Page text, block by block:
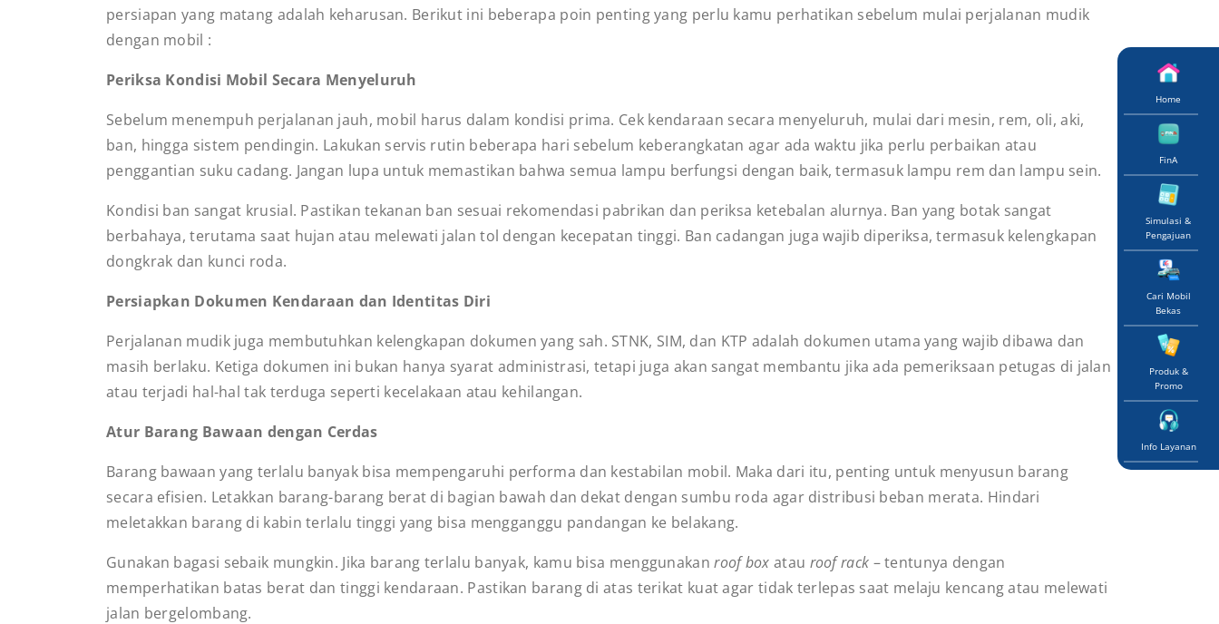
Home
FinA
Simulasi &
Pengajuan
Cari Mobil
Bekas
Produk &
Promo
Info Layanan
persiapan yang matang adalah keharusan. Berikut ini beberapa poin penting yang perlu kamu perhatikan sebelum mulai perjalanan mudik
dengan mobil :
Periksa Kondisi Mobil Secara Menyeluruh
Sebelum menempuh perjalanan jauh, mobil harus dalam kondisi prima. Cek kendaraan secara menyeluruh, mulai dari mesin, rem, oli, aki,
ban, hingga sistem pendingin. Lakukan servis rutin beberapa hari sebelum keberangkatan agar ada waktu jika perlu perbaikan atau
penggantian suku cadang. Jangan lupa untuk memastikan bahwa semua lampu berfungsi dengan baik, termasuk lampu rem dan lampu sein.
Kondisi ban sangat krusial. Pastikan tekanan ban sesuai rekomendasi pabrikan dan periksa ketebalan alurnya. Ban yang botak sangat
berbahaya, terutama saat hujan atau melewati jalan tol dengan kecepatan tinggi. Ban cadangan juga wajib diperiksa, termasuk kelengkapan
dongkrak dan kunci roda.
Persiapkan Dokumen Kendaraan dan Identitas Diri
Perjalanan mudik juga membutuhkan kelengkapan dokumen yang sah. STNK, SIM, dan KTP adalah dokumen utama yang wajib dibawa dan
masih berlaku. Ketiga dokumen ini bukan hanya syarat administrasi, tetapi juga akan sangat membantu jika ada pemeriksaan petugas di jalan
atau terjadi hal-hal tak terduga seperti kecelakaan atau kehilangan.
Atur Barang Bawaan dengan Cerdas
Barang bawaan yang terlalu banyak bisa mempengaruhi performa dan kestabilan mobil. Maka dari itu, penting untuk menyusun barang
secara efisien. Letakkan barang-barang berat di bagian bawah dan dekat dengan sumbu roda agar distribusi beban merata. Hindari
meletakkan barang di kabin terlalu tinggi yang bisa mengganggu pandangan ke belakang.
Gunakan bagasi sebaik mungkin. Jika barang terlalu banyak, kamu bisa menggunakanroof box atau roof rack – tentunya dengan
memperhatikan batas berat dan tinggi kendaraan. Pastikan barang di atas terikat kuat agar tidak terlepas saat melaju kencang atau melewati
jalan bergelombang.